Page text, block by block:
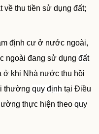
về thu tiền sử dụng đất;
định cư ở nước ngoài,
ngoài đang sử dụngđất
ở khi Nhà nước thu hồi
thườngquy định tại Điều
thực hiện theoquy